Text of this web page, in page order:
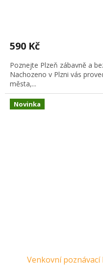
590 Kč
Poznejte Plzeň zábavně a
Nachozeno v Plzni vás
města,...
Novinka
Venkovní